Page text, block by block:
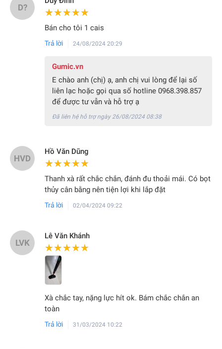
D? ★★★★★
★★★★★
Bán cho tôi 1 cais
Trả lời 24/08/2024 20:29
Gumic.vn
E chào anh (chị) ạ, anh chị vui lòng để lại số
liên lạc hoặc gọi qua số hotline 0968.398.857
để được tư vẫn và hỗ trợ ạ
Đã liên hệ hỗ trợ ngày 26/08/2024 08:38
HVD
Hồ Văn Dũng
★★★★★
★★★★★
Thanh xà rất chắc chắn, đánh đu thoải mái. Có bọt
thủy cân bằng nên tiện lợi khi lắp đặt
Trả lời 02/04/2024 09:22
LVK
Lê Văn Khánh
★★★★★
★★★★★
Xà chắc tay, nặng lực hít ok. Bám chắc chắn an
toàn
Trả lời 31/03/2024 10:22